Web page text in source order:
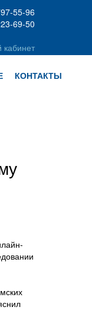
55-96
50
КОНТАКТЫ